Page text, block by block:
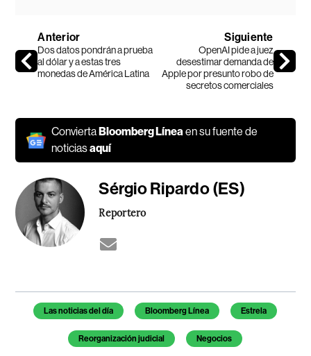
Anterior
Dos datos pondrán a prueba
al dólar y a estas tres
monedas de América Latina
Siguiente
OpenAI pide a juez
desestimar demanda de
Apple por presunto robo de
secretos comerciales
Convierta Bloomberg Líneaen su fuente de
noticiasaquí
Sérgio Ripardo (ES)
Reportero
Temas de este artículo
Las noticias del día Bloomberg Línea Estrela
Reorganización judicial Negocios